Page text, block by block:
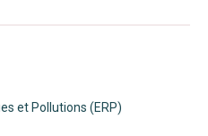
et Pollutions (ERP)